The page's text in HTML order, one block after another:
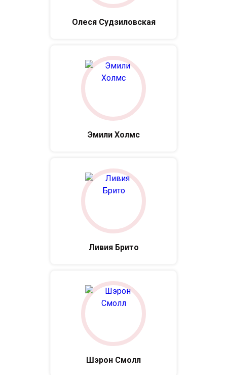
Олеся Судзиловская
Эмили Холмс
Ливия Брито
Шэрон Смолл